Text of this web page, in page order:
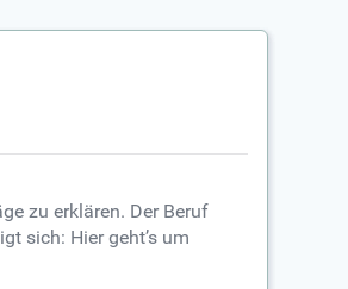
zu erklären. Der Beruf
sich: Hier geht’s um